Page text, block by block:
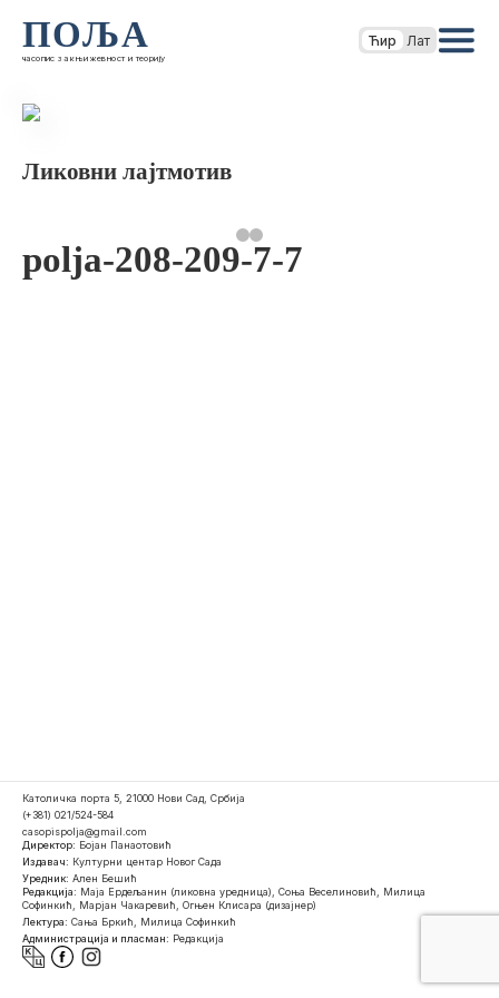
ПОЉА
часопис за књижевност и теорију
Ћир Лат
Ликовни лајтмотив
polja-208-209-7-7
Католичка порта 5, 21000 Нови Сад, Србија
(+381) 021/524-584
casopispolja@gmail.com
Директор: Бојан Панаотовић
Издавач: Културни центар Новог Сада
Уредник: Ален Бешић
Редакција: Маја Ердељанин (ликовна уредница), Соња Веселиновић, Милица
Софинкић, Марјан Чакаревић, Огњен Клисара (дизајнер)
Лектура: Сања Бркић, Милица Софинкић
Администрација и пласман: Редакција